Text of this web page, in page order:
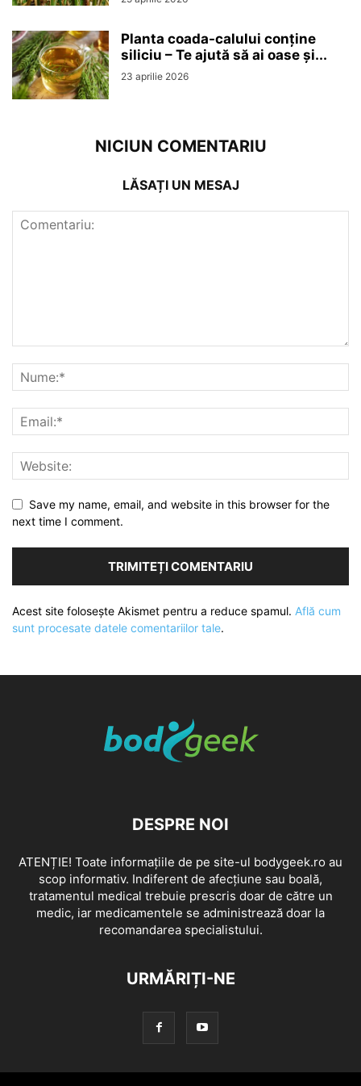
Planta coada-calului conține
siliciu – Te ajută să ai oase și...
23 aprilie 2026
NICIUN COMENTARIU
LĂSAȚI UN MESAJ
Save my name, email, and website in this browser for the
next time I comment.
Acest site folosește Akismet pentru a reduce spamul. Află cum
sunt procesate datele comentariilor tale.
DESPRE NOI
ATENȚIE! Toate informațiile de pe site-ul bodygeek.ro au
scop informativ. Indiferent de afecțiune sau boală,
tratamentul medical trebuie prescris doar de către un
medic, iar medicamentele se administrează doar la
recomandarea specialistului.
URMĂRIȚI-NE